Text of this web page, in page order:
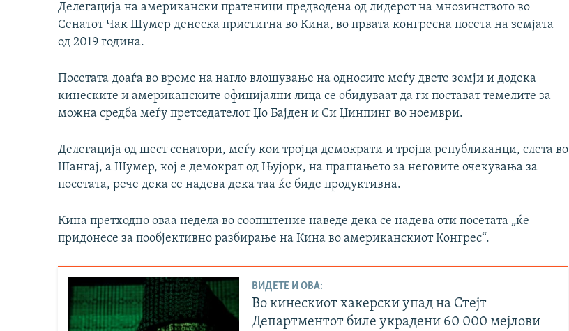
Делегација на американски пратеници предводена од лидерот на мнозинството во
Сенатот Чак Шумер денеска пристигна во Кина, во првата конгресна посета на земјата
од 2019 година.
Посетата доаѓа во време на нагло влошување на односите меѓу двете земји и додека
кинеските и американските официјални лица се обидуваат да ги постават темелите за
можна средба меѓу претседателот Џо Бајден и Си Џинпинг во ноември.
Делегација од шест сенатори, меѓу кои тројца демократи и тројца републиканци, слета во
Шангај, а Шумер, кој е демократ од Њујорк, на прашањето за неговите очекувања за
посетата, рече дека се надева дека таа ќе биде продуктивна.
Кина претходно оваа недела во соопштение наведе дека се надева оти посетата „ќе
придонесе за пообјективно разбирање на Кина во американскиот Конгрес“.
ВИДЕТЕ И ОВА:
Во кинескиот хакерски упад на Стејт
Департментот биле украдени 60 000 мејлови